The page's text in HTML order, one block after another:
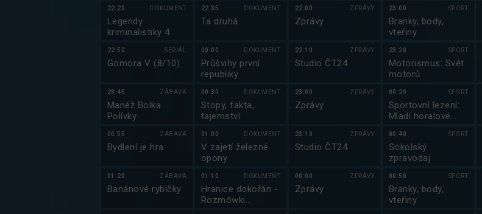
22:20 DOKUMENT
Legendy
kriminalistiky 4
22:50 SERIÁL
Gomora V (8/10)
23:45 ZÁBAVA
Manéž Bolka
Polívky
00:55 ZÁBAVA
Bydlení je hra
01:20 ZÁBAVA
Banánové rybičky
22:35 DOKUMENT
Ta druhá
00:00 DOKUMENT
Průšvihy první
republiky
00:30 DOKUMENT
Stopy, fakta,
tajemství
01:00 DOKUMENT
V zajetí železné
opony
01:10 DOKUMENT
Hranice dokořán -
Rozmówki
22:00 ZPRÁVY
Zprávy
22:10 ZPRÁVY
Studio ČT24
23:00 ZPRÁVY
Zprávy
23:10 ZPRÁVY
Studio ČT24
00:00 ZPRÁVY
Zprávy
23:00 SPORT
Branky, body,
vteřiny
23:20 SPORT
Motorismus: Svět
motorů
00:20 SPORT
Sportovní lezení:
Mladí horalové
00:40 SPORT
Sokolský
zpravodaj
00:50 SPORT
Branky, body,
vteřiny